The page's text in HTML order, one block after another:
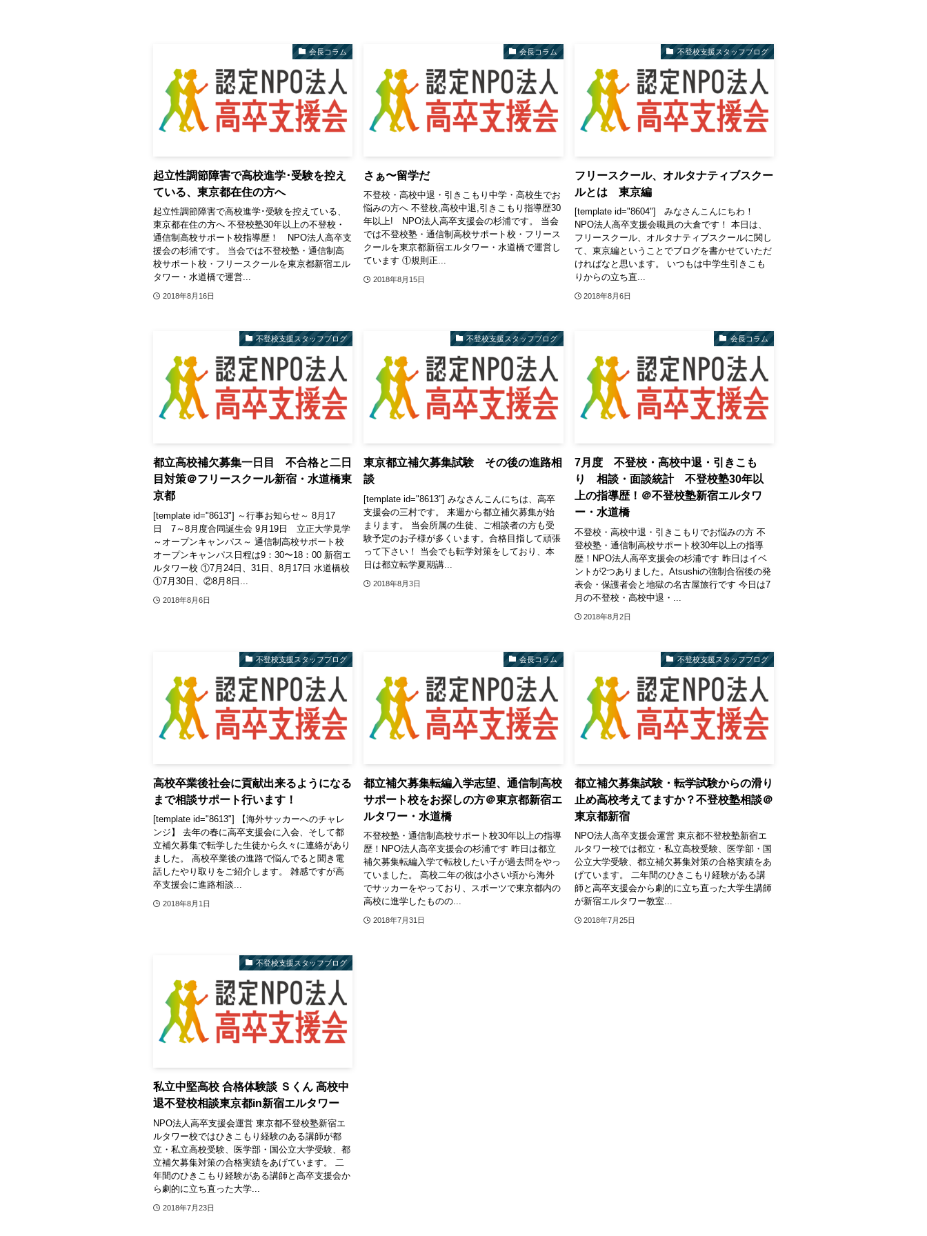
会長コラム
起立性調節障害で高校進学･受験を控え
ている、東京都在住の方へ
起立性調節障害で高校進学･受験を控えている、
東京都在住の方へ 不登校塾30年以上の不登校・
通信制高校サポート校指導歴！ NPO法人高卒支
援会の杉浦です。 当会では不登校塾・通信制高
校サポート校・フリースクールを東京都新宿エル
タワー・水道橋で運営...
2018年8月16日
会長コラム
さぁ〜留学だ
不登校・高校中退・引きこもり中学・高校生でお
悩みの方へ 不登校,高校中退,引きこもり指導歴30
年以上! NPO法人高卒支援会の杉浦です。 当会
では不登校塾・通信制高校サポート校・フリース
クールを東京都新宿エルタワー・水道橋で運営し
ています ①規則正...
2018年8月15日
不登校支援スタッフブログ
フリースクール、オルタナティブスクー
ルとは 東京編
[template id="8604"] みなさんこんにちわ！
NPO法人高卒支援会職員の大倉です！ 本日は、
フリースクール、オルタナティブスクールに関し
て、東京編ということでブログを書かせていただ
ければなと思います。 いつもは中学生引きこも
りからの立ち直...
2018年8月6日
不登校支援スタッフブログ
都立高校補欠募集一日目 不合格と二日
目対策＠フリースクール新宿・水道橋東
京都
[template id="8613"] ～行事お知らせ～ 8月17
日 7～8月度合同誕生会 9月19日 立正大学見学
～オープンキャンパス～ 通信制高校サポート校
オープンキャンパス日程は9：30〜18：00 新宿エ
ルタワー校 ①7月24日、31日、8月17日 水道橋校
①7月30日、②8月8日...
2018年8月6日
不登校支援スタッフブログ
東京都立補欠募集試験 その後の進路相
談
[template id="8613"] みなさんこんにちは、高卒
支援会の三村です。 来週から都立補欠募集が始
まります。 当会所属の生徒、ご相談者の方も受
験予定のお子様が多くいます。合格目指して頑張
って下さい！ 当会でも転学対策をしており、本
日は都立転学夏期講...
2018年8月3日
会長コラム
7月度 不登校・高校中退・引きこも
り 相談・面談統計 不登校塾30年以
上の指導歴！＠不登校塾新宿エルタワ
ー・水道橋
不登校・高校中退・引きこもりでお悩みの方 不
登校塾・通信制高校サポート校30年以上の指導
歴！NPO法人高卒支援会の杉浦です 昨日はイベ
ントが2つありました。Atsushiの強制合宿後の発
表会・保護者会と地獄の名古屋旅行です 今日は7
月の不登校・高校中退・...
2018年8月2日
不登校支援スタッフブログ
高校卒業後社会に貢献出来るようになる
まで相談サポート行います！
[template id="8613"] 【海外サッカーへのチャレ
ンジ】 去年の春に高卒支援会に入会、そして都
立補欠募集で転学した生徒から久々に連絡があり
ました。 高校卒業後の進路で悩んでると聞き電
話したやり取りをご紹介します。 雑感ですが高
卒支援会に進路相談...
2018年8月1日
会長コラム
都立補欠募集転編入学志望、通信制高校
サポート校をお探しの方＠東京都新宿エ
ルタワー・水道橋
不登校塾・通信制高校サポート校30年以上の指導
歴！NPO法人高卒支援会の杉浦です 昨日は都立
補欠募集転編入学で転校したい子が過去問をやっ
ていました。 高校二年の彼は小さい頃から海外
でサッカーをやっており、スポーツで東京都内の
高校に進学したものの...
2018年7月31日
不登校支援スタッフブログ
都立補欠募集試験・転学試験からの滑り
止め高校考えてますか？不登校塾相談＠
東京都新宿
NPO法人高卒支援会運営 東京都不登校塾新宿エ
ルタワー校では都立・私立高校受験、医学部・国
公立大学受験、都立補欠募集対策の合格実績をあ
げています。 二年間のひきこもり経験がある講
師と高卒支援会から劇的に立ち直った大学生講師
が新宿エルタワー教室...
2018年7月25日
不登校支援スタッフブログ
私立中堅高校 合格体験談 Ｓくん 高校中
退不登校相談東京都in新宿エルタワー
NPO法人高卒支援会運営 東京都不登校塾新宿エ
ルタワー校ではひきこもり経験のある講師が都
立・私立高校受験、医学部・国公立大学受験、都
立補欠募集対策の合格実績をあげています。 二
年間のひきこもり経験がある講師と高卒支援会か
ら劇的に立ち直った大学...
2018年7月23日